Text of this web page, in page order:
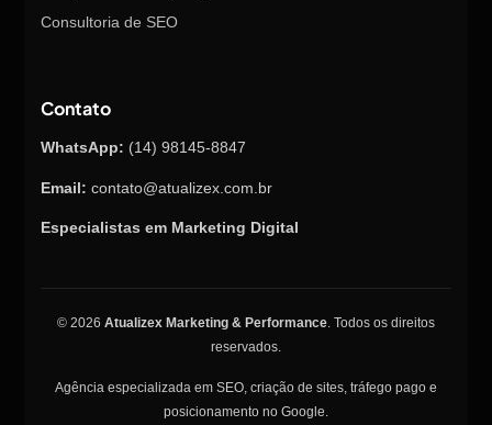
Consultoria de SEO
Contato
WhatsApp: (14) 98145-8847
Email: contato@atualizex.com.br
Especialistas em Marketing Digital
© 2026 Atualizex Marketing & Performance. Todos os direitos
reservados.
Agência especializada em SEO, criação de sites, tráfego pago e
posicionamento no Google.
está aqui para responder às suas
perguntas. Pergunte-nos o que